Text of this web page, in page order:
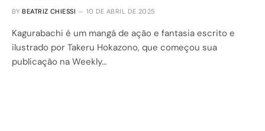
BY BEATRIZ CHIESSI 10 DE ABRIL DE 2025
Kagurabachi é um mangá de ação e fantasia escrito e
ilustrado por Takeru Hokazono, que começou sua
publicação na Weekly…